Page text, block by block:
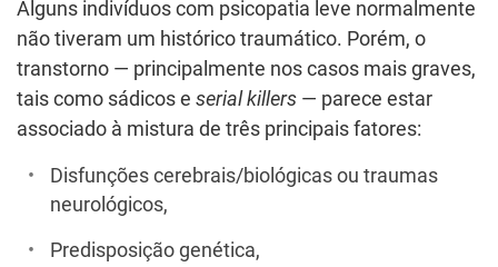
Alguns indivíduos com psicopatia leve normalmente
não tiveram um histórico traumático. Porém, o
transtorno — principalmente nos casos mais graves,
tais como sádicos e serial killers — parece estar
associado à mistura de três principais fatores:
Disfunções cerebrais/biológicas ou traumas
neurológicos,
Predisposição genética,